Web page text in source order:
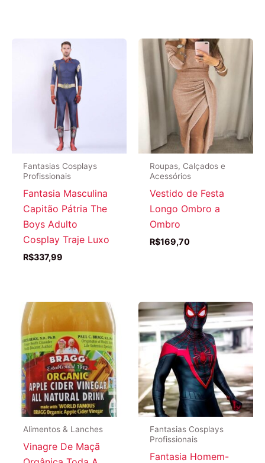
Fantasias Cosplays
Profissionais
Fantasia Masculina
Capitão Pátria The
Boys Adulto
Cosplay Traje Luxo
R$337,99
Roupas, Calçados e
Acessórios
Vestido de Festa
Longo Ombro a
Ombro
R$169,70
Alimentos & Lanches
Vinagre De Maçã
Fantasias Cosplays
Profissionais
Fantasia Homem-